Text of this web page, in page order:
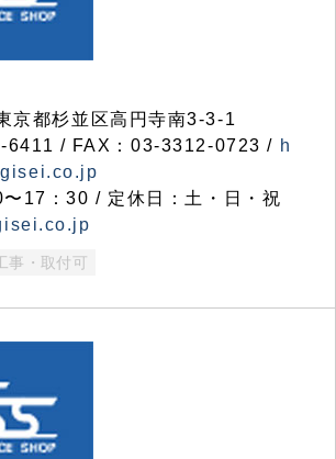
都杉並区高円寺南3-3-1
6411 / FAX：03-3312-0723 / h
17：30 / 定休日：土・日・祝
事・取付可